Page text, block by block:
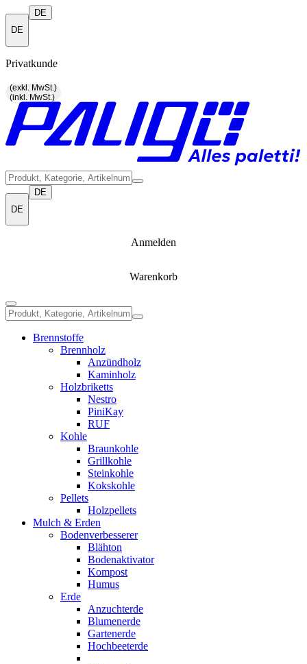
DE
DE
Privatkunde
(exkl. MwSt.)
(inkl. MwSt.)
DE
DE
Anmelden
Warenkorb
Brennstoffe
Brennholz
Anzündholz
Kaminholz
Holzbriketts
Nestro
PiniKay
RUF
Kohle
Braunkohle
Grillkohle
Steinkohle
Kokskohle
Pellets
Holzpellets
Mulch & Erden
Bodenverbesserer
Blähton
Bodenaktivator
Kompost
Humus
Erde
Anzuchterde
Blumenerde
Gartenerde
Hochbeeterde